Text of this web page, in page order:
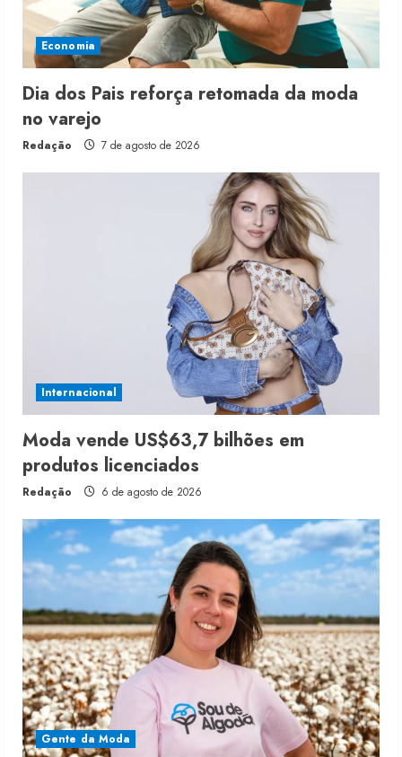
Economia
Dia dos Pais reforça retomada da moda
no varejo
Redação 7 de agosto de 2026
Internacional
Moda vende US$63,7 bilhões em
produtos licenciados
Redação 6 de agosto de 2026
Gente da Moda